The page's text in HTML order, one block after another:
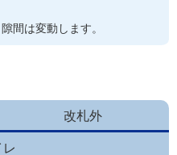
間は変動します。
改札外
レ